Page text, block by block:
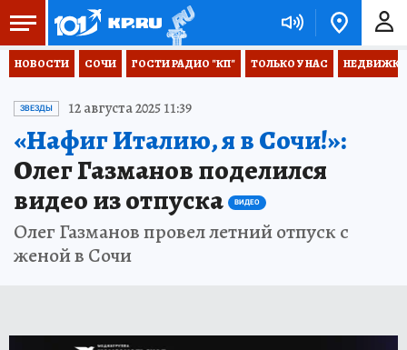
НОВОСТИ СОЧИ ГОСТИ РАДИО "КП" ТОЛЬКО У НАС НЕДВИЖКА
ЗВЕЗДЫ 12 августа 2025 11:39
«Нафиг Италию, я в Сочи!»:
Олег Газманов поделился
видео из отпуска
ВИДЕО
Олег Газманов провел летний отпуск с
женой в Сочи